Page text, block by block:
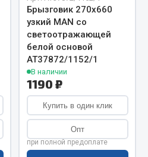
Брызговик 270х660
узкий MAN со
светоотражающей
белой основой
АТ37872/1152/1
В наличии
1190 ₽
Купить в один клик
Опт
при полной предоплате